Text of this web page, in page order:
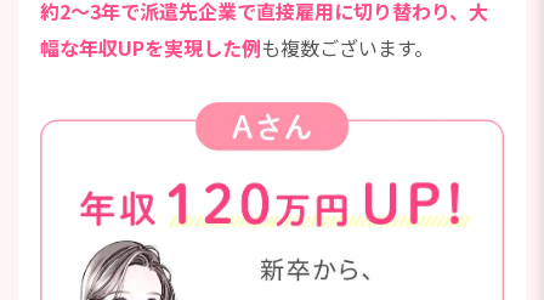
約2～3年で派遣先企業で直接雇用に切り替わり、大
幅な年収UPを実現した例も複数ございます。